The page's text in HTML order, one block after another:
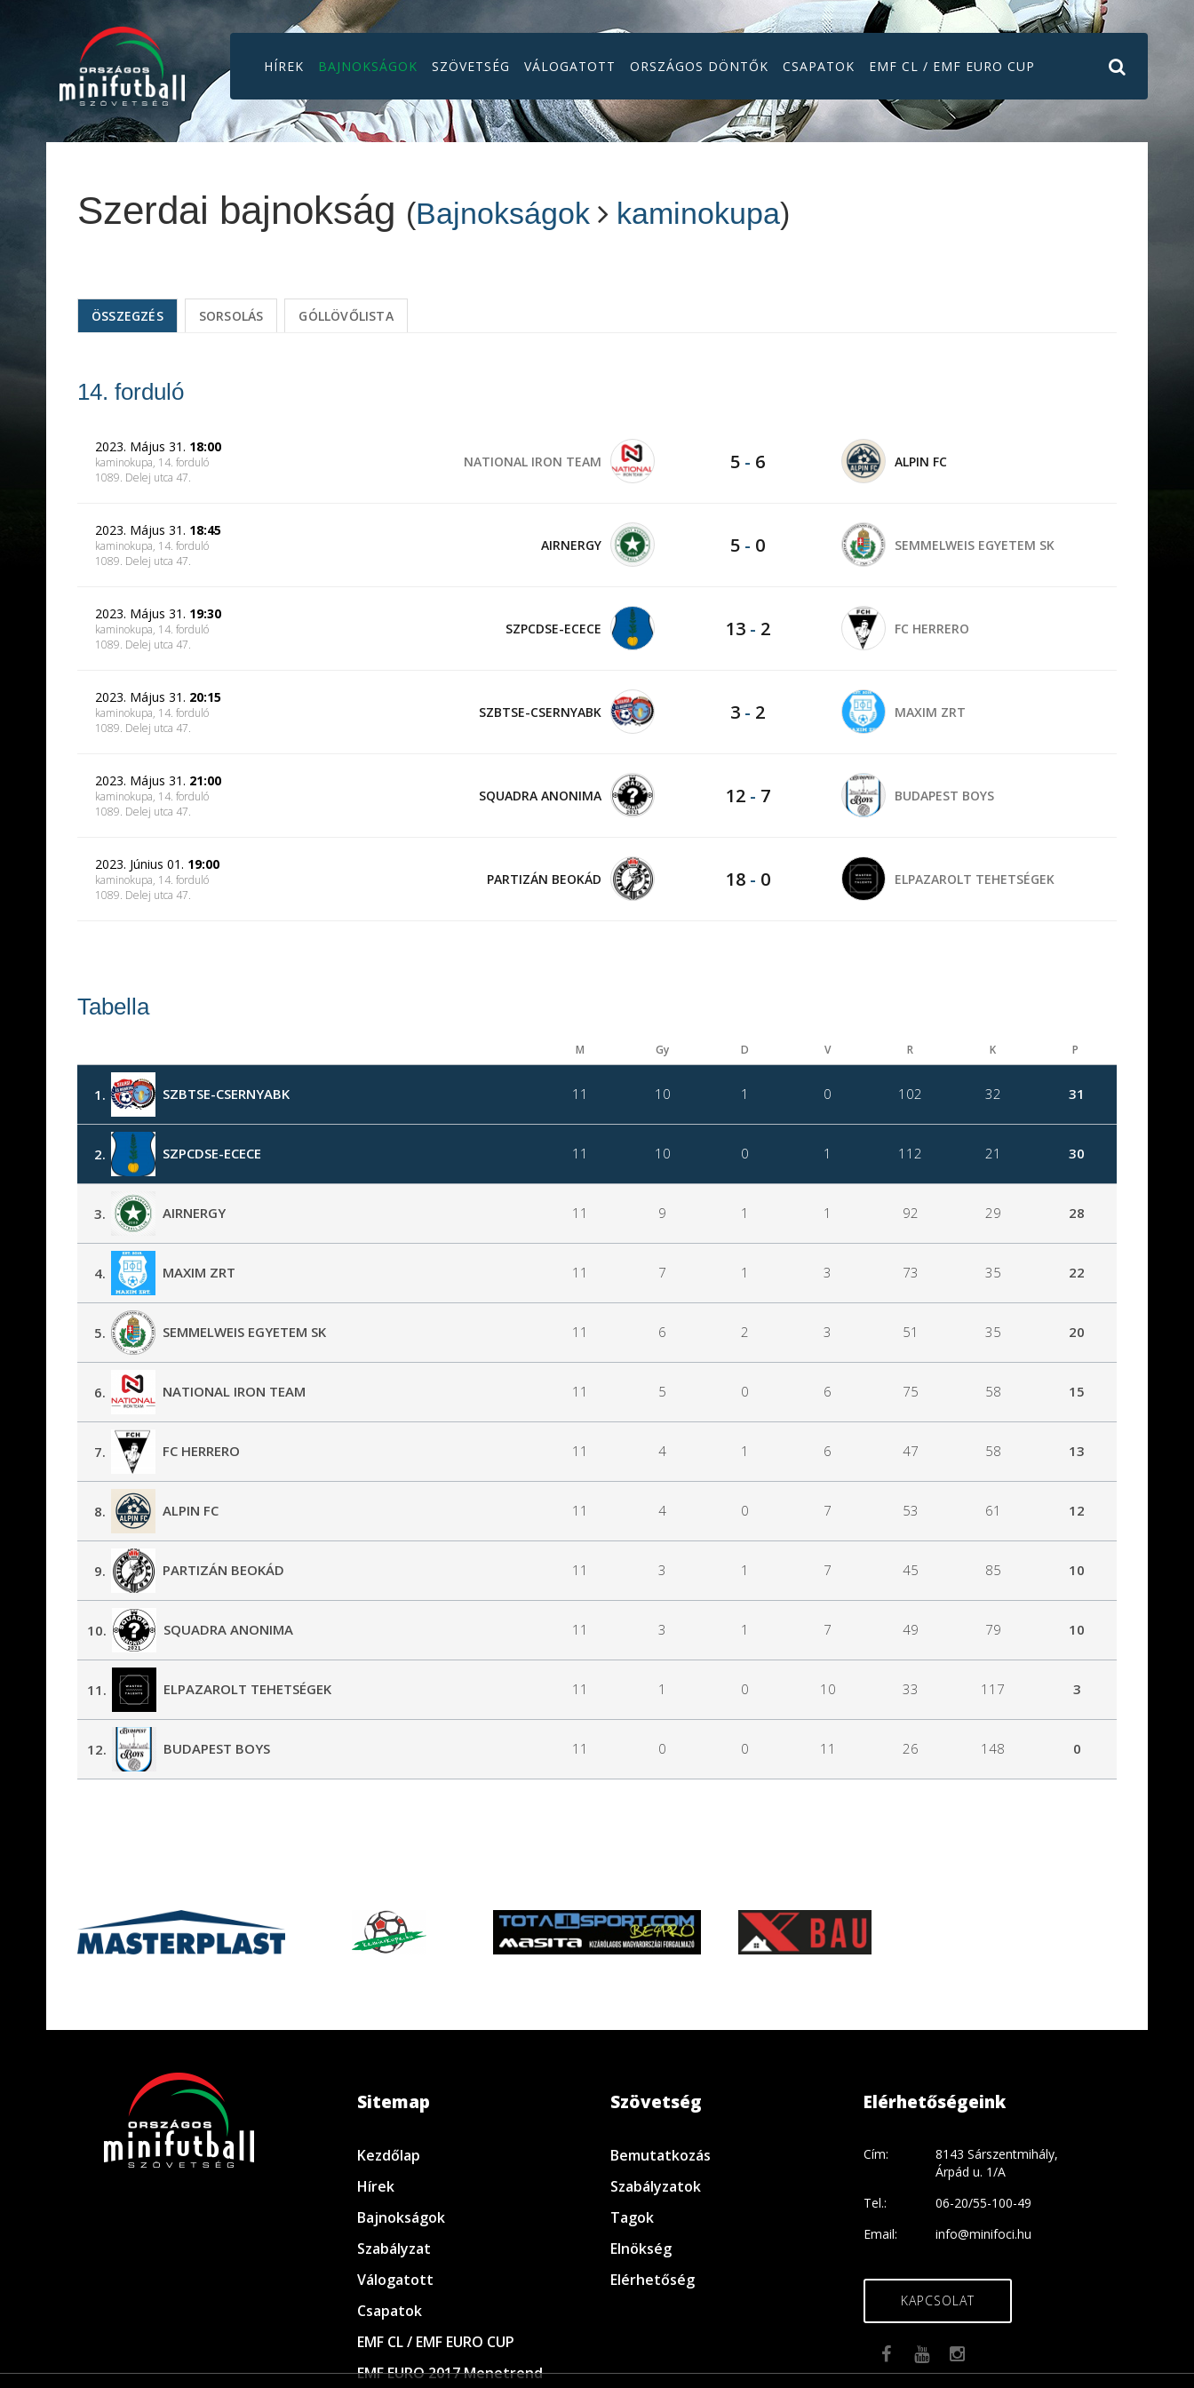
HÍREK BAJNOKSÁGOK SZÖVETSÉG VÁLOGATOTT ORSZÁGOS DÖNTŐK CSAPATOK EMF CL / EMF EURO CUP
Szerdai bajnokság (Bajnokságok kaminokupa)
ÖSSZEGZÉS SORSOLÁS GÓLLÖVŐLISTA
14. forduló
2023. Május 31. 18:00
kaminokupa, 14. forduló
1089. Delej utca 47.
NATIONAL IRON TEAM 5 - 6 ALPIN FC
2023. Május 31. 18:45
kaminokupa, 14. forduló
1089. Delej utca 47.
AIRNERGY 5 - 0 SEMMELWEIS EGYETEM SK
2023. Május 31. 19:30
kaminokupa, 14. forduló
1089. Delej utca 47.
SZPCDSE-ECECE 13- 2 FC HERRERO
2023. Május 31. 20:15
kaminokupa, 14. forduló
1089. Delej utca 47.
SZBTSE-CSERNYABK 3 - 2 MAXIM ZRT
2023. Május 31. 21:00
kaminokupa, 14. forduló
1089. Delej utca 47.
SQUADRA ANONIMA 12- 7 BUDAPEST BOYS
2023. Június 01. 19:00
kaminokupa, 14. forduló
1089. Delej utca 47.
PARTIZÁN BEOKÁD 18- 0 ELPAZAROLT TEHETSÉGEK
Tabella
M Gy D V R K P
1. SZBTSE-CSERNYABK 11 10 1 0 102 32 31
2. SZPCDSE-ECECE 11 10 0 1 112 21 30
3. AIRNERGY 11 9 1 1 92 29 28
4. MAXIM ZRT 11 7 1 3 73 35 22
5. SEMMELWEIS EGYETEM SK 11 6 2 3 51 35 20
6. NATIONAL IRON TEAM 11 5 0 6 75 58 15
7. FC HERRERO 11 4 1 6 47 58 13
8. ALPIN FC 11 4 0 7 53 61 12
9. PARTIZÁN BEOKÁD 11 3 1 7 45 85 10
10. SQUADRA ANONIMA 11 3 1 7 49 79 10
11. ELPAZAROLT TEHETSÉGEK 11 1 0 10 33 117 3
12. BUDAPEST BOYS 11 0 0 11 26 148 0
Sitemap
Kezdőlap
Hírek
Bajnokságok
Szabályzat
Válogatott
Csapatok
EMF CL / EMF EURO CUP
EMF EURO 2017 Menetrend
Szövetség
Bemutatkozás
Szabályzatok
Tagok
Elnökség
Elérhetőség
Elérhetőségeink
Cím:
8143 Sárszentmihály,
Árpád u. 1/A
Tel.:
06-20/55-100-49
Email:
info@minifoci.hu
KAPCSOLAT